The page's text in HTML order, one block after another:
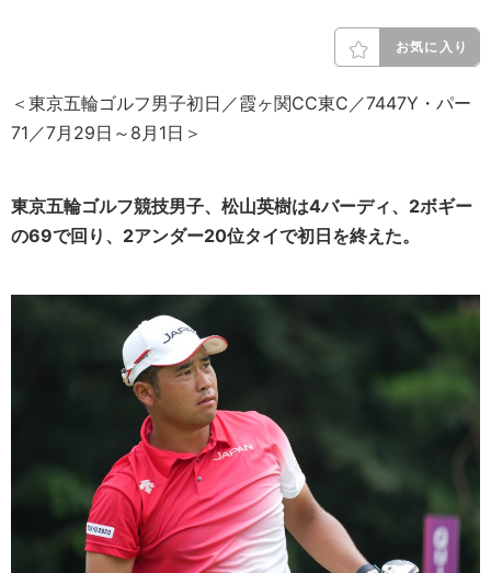
お気に入り
＜東京五輪ゴルフ男子初日／霞ヶ関CC東C／7447Y・パー
71／7月29日～8月1日＞
東京五輪ゴルフ競技男子、松山英樹は4バーディ、2ボギー
の69で回り、2アンダー20位タイで初日を終えた。